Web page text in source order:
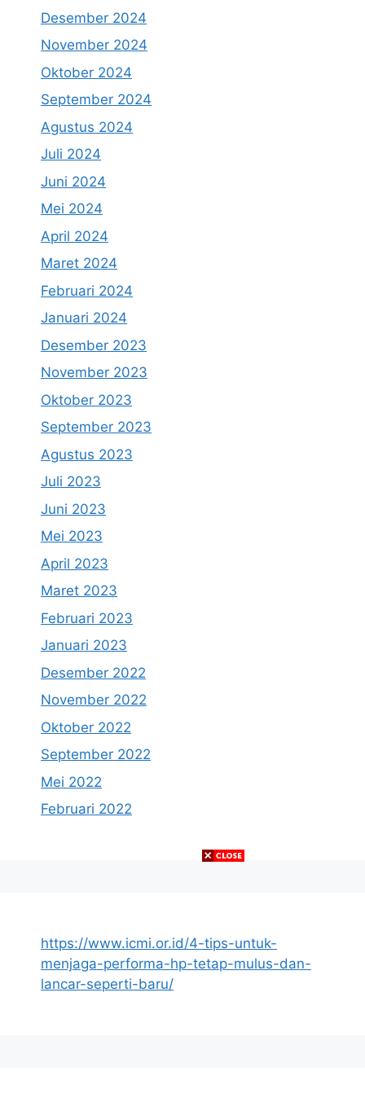
Desember 2024
November 2024
Oktober 2024
September 2024
Agustus 2024
Juli 2024
Juni 2024
Mei 2024
April 2024
Maret 2024
Februari 2024
Januari 2024
Desember 2023
November 2023
Oktober 2023
September 2023
Agustus 2023
Juli 2023
Juni 2023
Mei 2023
April 2023
Maret 2023
Februari 2023
Januari 2023
Desember 2022
November 2022
Oktober 2022
September 2022
Mei 2022
Februari 2022
https://www.icmi.or.id/4-tips-untuk-
menjaga-performa-hp-tetap-mulus-dan-
lancar-seperti-baru/